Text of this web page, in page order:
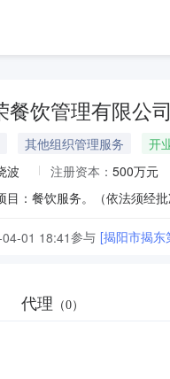
餐饮管理有限公司
其他组织管理服务
开
波 注册资本： 500万元
01 18:41参与 [揭阳市揭
代理 （0）